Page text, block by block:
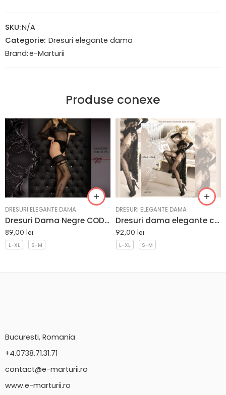
SKU:N/A
Categorie: Dresuri elegante dama
Brand:e-Marturii
Produse conexe
DRESURI ELEGANTE DAMA
Dresuri Dama Negre COD 343 20 Den
89,00 lei
L-XL S-M
DRESURI ELEGANTE DAMA
Dresuri dama elegante cu model floral EM135
92,00 lei
L-XL S-M
Bucuresti, Romania
+4.0738.71.31.71
contact@e-marturii.ro
www.e-marturii.ro